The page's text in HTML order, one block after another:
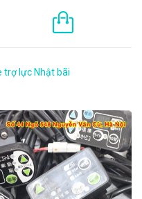
trợ lực Nhật bãi